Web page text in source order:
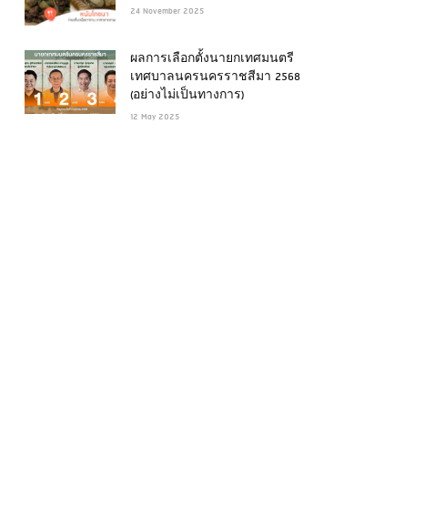
24 November 2025
ผลการเลือกตั้งนายกเทศมนตรี
เทศบาลนครนครราชสีมา 2568
(อย่างไม่เป็นทางการ)
12 May 2025